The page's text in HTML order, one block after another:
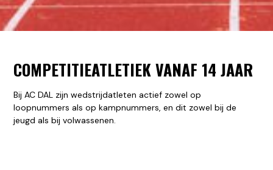
COMPETITIEATLETIEK VANAF 14 JAAR
Bij AC DAL zijn wedstrijdatleten actief zowel op
loopnummers als op kampnummers, en dit zowel bij de
jeugd als bij volwassenen.